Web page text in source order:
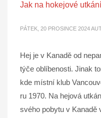
Jak na hokejové
PÁTEK, 20 PROSINCE 2024
Hej je v Kanadě od
týče oblíbenosti. Jinak
kde místní klub
ru 1970. Na hejová
svého pobytu v Kanadě